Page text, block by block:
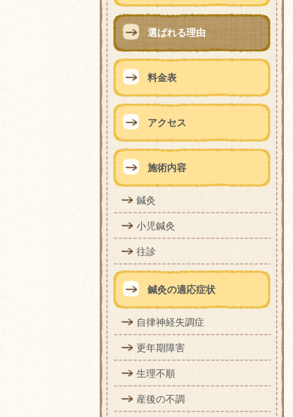
選ばれる理由
料金表
アクセス
施術内容
鍼灸
小児鍼灸
往診
鍼灸の適応症状
自律神経失調症
更年期障害
生理不順
産後の不調